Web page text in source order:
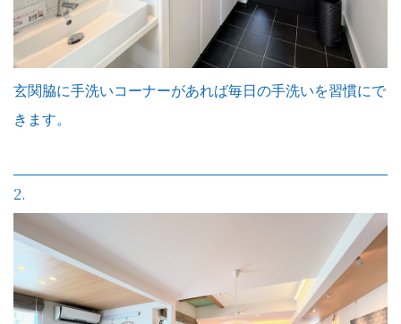
玄関脇に手洗いコーナーがあれば毎日の手洗いを習慣にで
きます。
2.